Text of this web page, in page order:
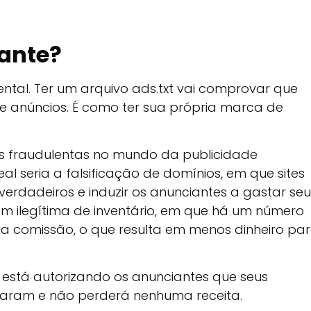
Ter um arquivo ads.txt vai comprovar que
anúncios. É como ter sua própria marca de
fraudulentas no mundo da publicidade
seria a falsificação de domínios, em que sites
e induzir os anunciantes a gastar
ilegítima de inventário, em que há um número
comissão, o que resulta em menos dinheiro
autorizando os anunciantes que seus
e não perderá nenhuma receita.